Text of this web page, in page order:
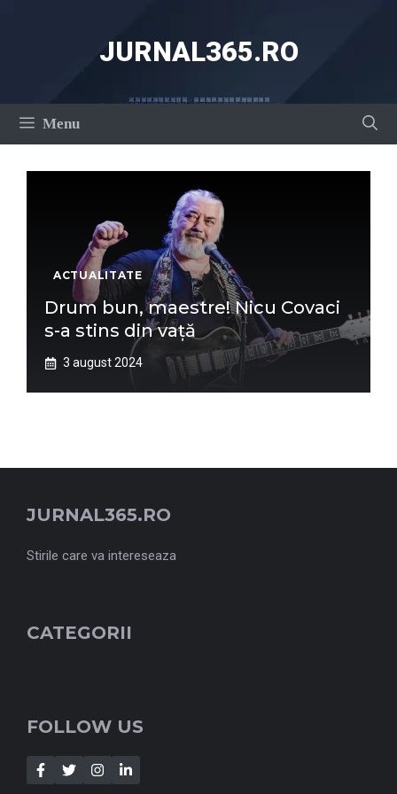
JURNAL365.RO
Menu
ACTUALITATE
Drum bun, maestre! Nicu Covaci
s-a stins din vață
3 august 2024
JURNAL365.RO
Stirile care va intereseaza
CATEGORII
FOLLOW US